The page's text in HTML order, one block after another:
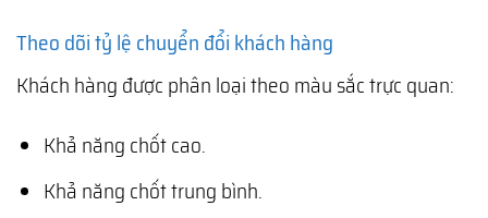
Theo dõi tỷ lệ chuyển đổi khách hàng
Khách hàng được phân loại theo màu sắc trực quan:
Khả năng chốt cao.
Khả năng chốt trung bình.